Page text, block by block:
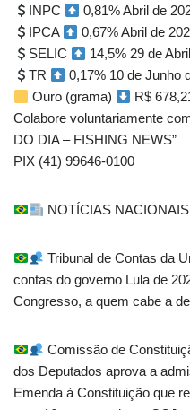
INPC
0,81% Abril de
IPCA
0,67% Abril de
SELIC
14,5% 29 de
TR
0,17% 10 de Junho
Ouro (grama)
R$
Colabore voluntariamente
DO DIA – FISHING NEWS”
PIX (41) 99646-0100
NOTÍCIAS NACIONAIS
Tribunal de Contas da
contas do governo Lula de
Congresso, a quem cabe a
Comissão de
dos Deputados aprova a
Emenda à Constituição que